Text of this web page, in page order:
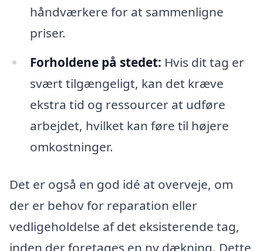
håndværkere for at sammenligne
priser.
Forholdene på stedet: Hvis dit tag er
svært tilgængeligt, kan det kræve
ekstra tid og ressourcer at udføre
arbejdet, hvilket kan føre til højere
omkostninger.
Det er også en god idé at overveje, om
der er behov for reparation eller
vedligeholdelse af det eksisterende tag,
inden der foretages en ny dækning. Dette